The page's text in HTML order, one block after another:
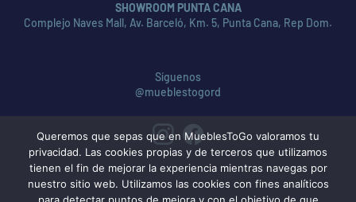
SHOWROOM PUNTA CANA
Complejo Naves Mall, Av. Barceló, Km. 5, Punta Cana, Rep Dom.
Síguenos
@mueblestogord
Queremos que sepas que en MueblesToGo valoramos tu
privacidad. Las cookies propias y de terceros que utilizamos
tienen el fin de mejorar la experiencia mientras navegas por
nuestro sitio web. Utilizamos las cookies con fines analíticos
para detectar puntos de mejora y con el objetivo de que